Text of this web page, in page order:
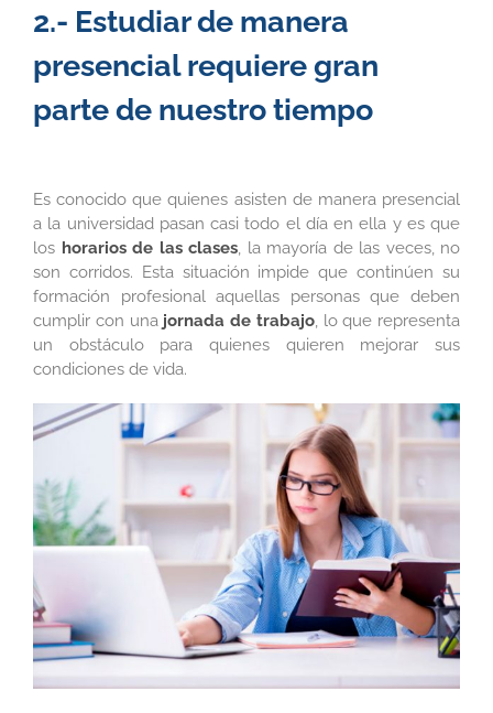
2.- Estudiar de manera
presencial requiere gran
parte de nuestro tiempo
Es conocido que quienes asisten de manera presencial
a la universidad pasan casi todo el día en ella y es que
los horarios de las clases, la mayoría de las veces, no
son corridos. Esta situación impide que continúen su
formación profesional aquellas personas que deben
cumplir con una jornada de trabajo, lo que representa
un obstáculo para quienes quieren mejorar sus
condiciones de vida.